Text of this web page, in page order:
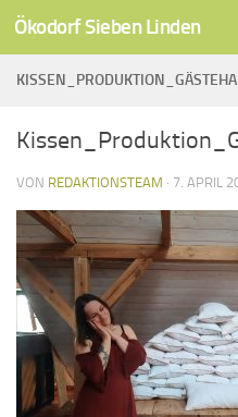
Unter dem Inhalt
Ökodorf Sieben Linden
VON REDAKTIONSTEAM · 7. APRIL